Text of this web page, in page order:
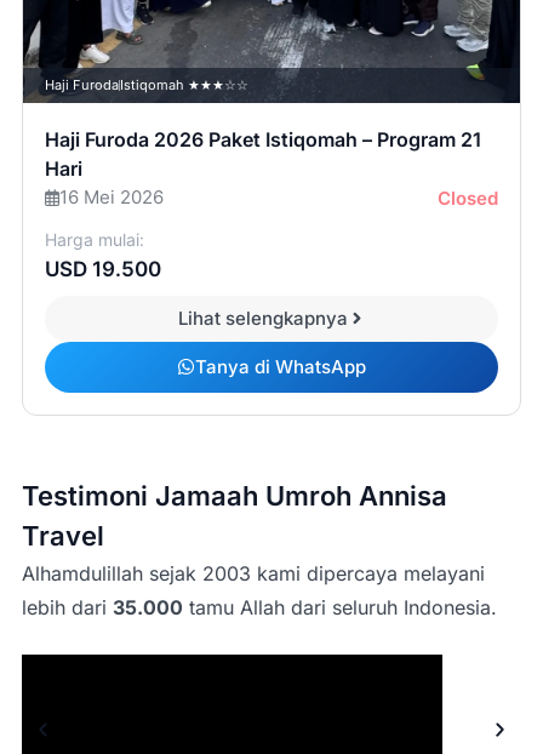
Haji FurodaIstiqomah ★★★☆☆
Haji Furoda 2026 Paket Istiqomah – Program 21
Hari
16 Mei 2026 Closed
Harga mulai:
USD 19.500
Lihat selengkapnya
Tanya di WhatsApp
Testimoni Jamaah Umroh Annisa
Travel
Alhamdulillah sejak 2003 kami dipercaya melayani
lebih dari 35.000 tamu Allah dari seluruh Indonesia.